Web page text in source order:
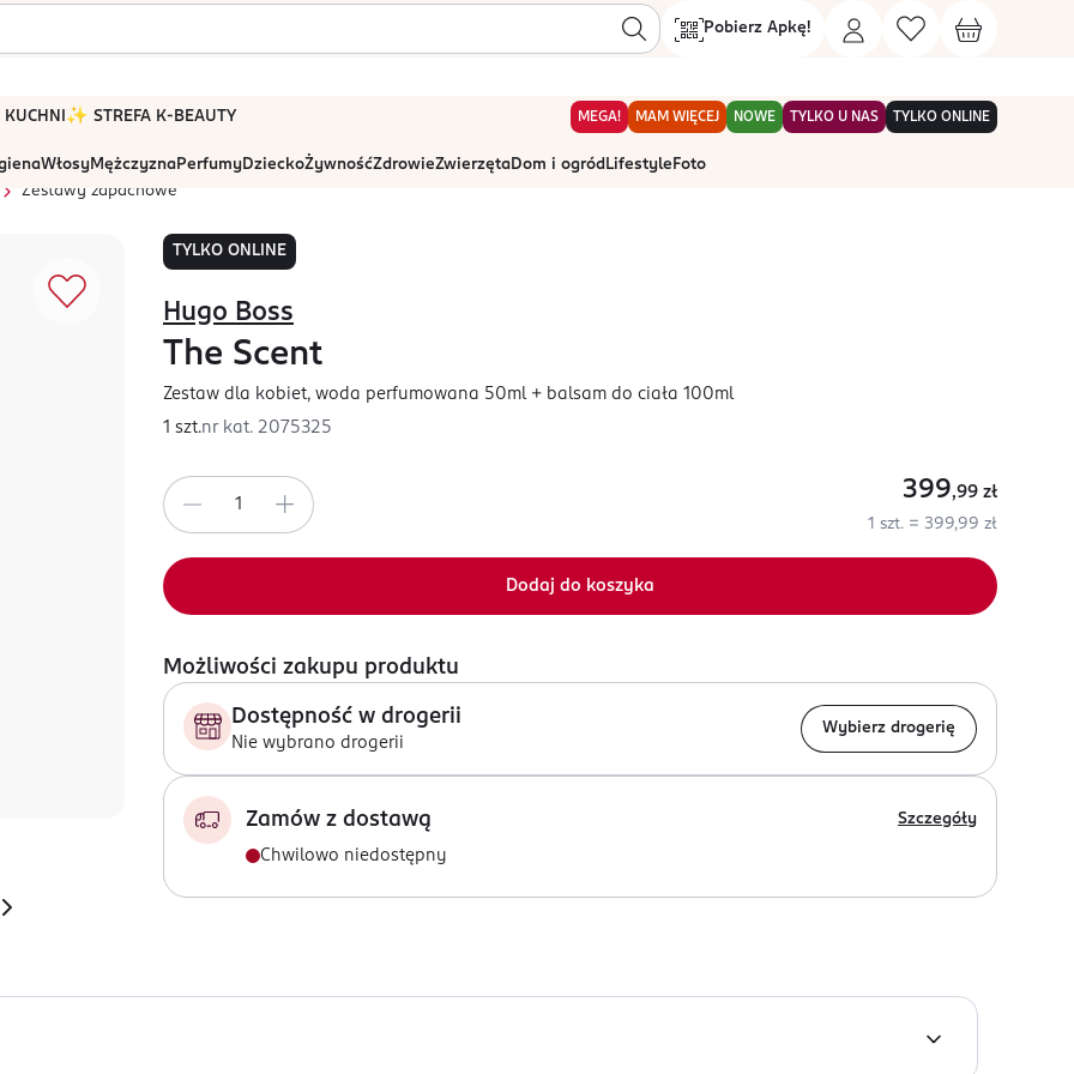
Pobierz Apkę!
KUCHNI ✨ STREFA K-BEAUTY MEGA! MAM WIĘCEJ NOWE TYLKO U NAS TYLKO ONLINE
WłosyMężczyznaPerfumyDzieckoŻywnośćZdrowieZwierzętaDom i ogród Lifestyle Foto
Zestawy zapachowe
TYLKO ONLINE
Hugo Boss
The Scent
Zestaw dla kobiet, woda perfumowana 50ml + balsam do ciała 100ml
1 szt.nr kat. 2075325
399,99 zł
1 szt. = 399,99 zł
Dodaj do koszyka
Możliwości zakupu produktu
Dostępność w drogerii
Nie wybrano drogerii
Wybierz drogerię
Zamów z dostawą Szczegóły
Chwilowo niedostępny